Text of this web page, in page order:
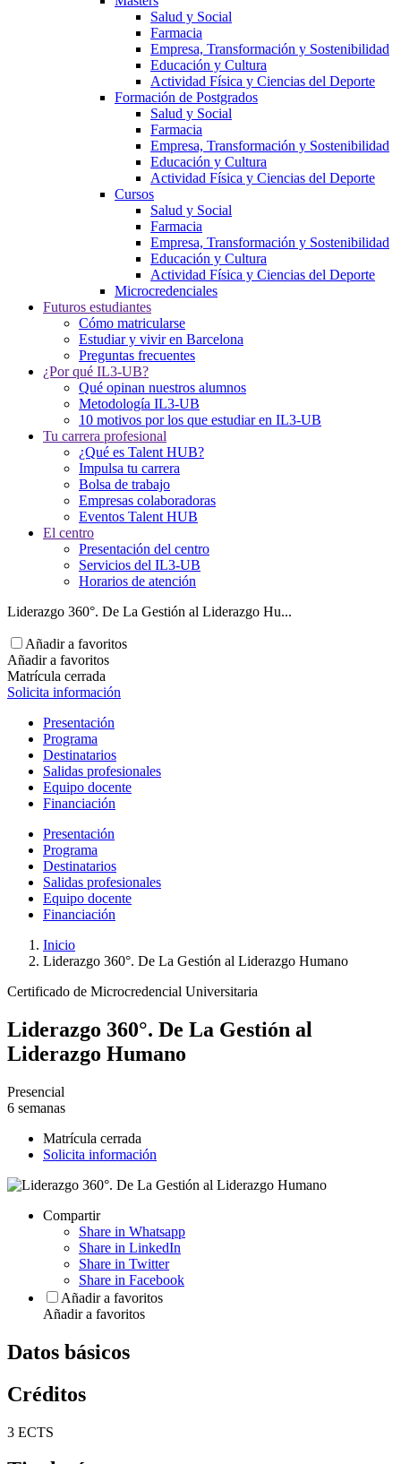
Salud y Social
Farmacia
Empresa, Transformación y Sostenibilidad
Educación y Cultura
Actividad Física y Ciencias del Deporte
Formación de Postgrados
Salud y Social
Farmacia
Empresa, Transformación y Sostenibilidad
Educación y Cultura
Actividad Física y Ciencias del Deporte
Cursos
Salud y Social
Farmacia
Empresa, Transformación y Sostenibilidad
Educación y Cultura
Actividad Física y Ciencias del Deporte
Microcredenciales
Futuros estudiantes
Cómo matricularse
Estudiar y vivir en Barcelona
Preguntas frecuentes
¿Por qué IL3-UB?
Qué opinan nuestros alumnos
Metodología IL3-UB
10 motivos por los que estudiar en IL3-UB
Tu carrera profesional
¿Qué es Talent HUB?
Impulsa tu carrera
Bolsa de trabajo
Empresas colaboradoras
Eventos Talent HUB
El centro
Presentación del centro
Servicios del IL3-UB
Horarios de atención
Liderazgo 360°. De La Gestión al Liderazgo Hu...
Añadir a favoritos
Añadir a favoritos
Matrícula cerrada
Solicita información
Presentación
Programa
Destinatarios
Salidas profesionales
Equipo docente
Financiación
Presentación
Programa
Destinatarios
Salidas profesionales
Equipo docente
Financiación
Inicio
Liderazgo 360°. De La Gestión al Liderazgo Humano
Certificado de Microcredencial Universitaria
Liderazgo 360°. De La Gestión al
Liderazgo Humano
Presencial
6 semanas
Matrícula cerrada
Solicita información
Compartir
Share in Whatsapp
Share in LinkedIn
Share in Twitter
Share in Facebook
Añadir a favoritos
Añadir a favoritos
Datos básicos
Créditos
3 ECTS